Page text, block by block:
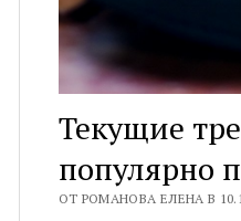
Текущие
популярно
ОТ РОМАНОВА ЕЛЕНА В